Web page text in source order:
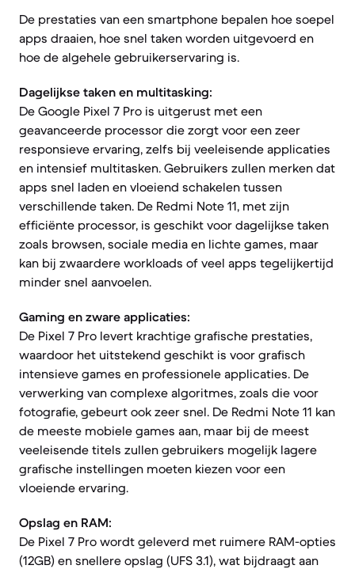
De prestaties van een smartphone bepalen hoe soepel
apps draaien, hoe snel taken worden uitgevoerd en
hoe de algehele gebruikerservaring is.
Dagelijkse taken en multitasking:
De Google Pixel 7 Pro is uitgerust met een
geavanceerde processor die zorgt voor een zeer
responsieve ervaring, zelfs bij veeleisende applicaties
en intensief multitasken. Gebruikers zullen merken dat
apps snel laden en vloeiend schakelen tussen
verschillende taken. De Redmi Note 11, met zijn
efficiënte processor, is geschikt voor dagelijkse taken
zoals browsen, sociale media en lichte games, maar
kan bij zwaardere workloads of veel apps tegelijkertijd
minder snel aanvoelen.
Gaming en zware applicaties:
De Pixel 7 Pro levert krachtige grafische prestaties,
waardoor het uitstekend geschikt is voor grafisch
intensieve games en professionele applicaties. De
verwerking van complexe algoritmes, zoals die voor
fotografie, gebeurt ook zeer snel. De Redmi Note 11 kan
de meeste mobiele games aan, maar bij de meest
veeleisende titels zullen gebruikers mogelijk lagere
grafische instellingen moeten kiezen voor een
vloeiende ervaring.
Opslag en RAM:
De Pixel 7 Pro wordt geleverd met ruimere RAM-opties
(12GB) en snellere opslag (UFS 3.1), wat bijdraagt aan